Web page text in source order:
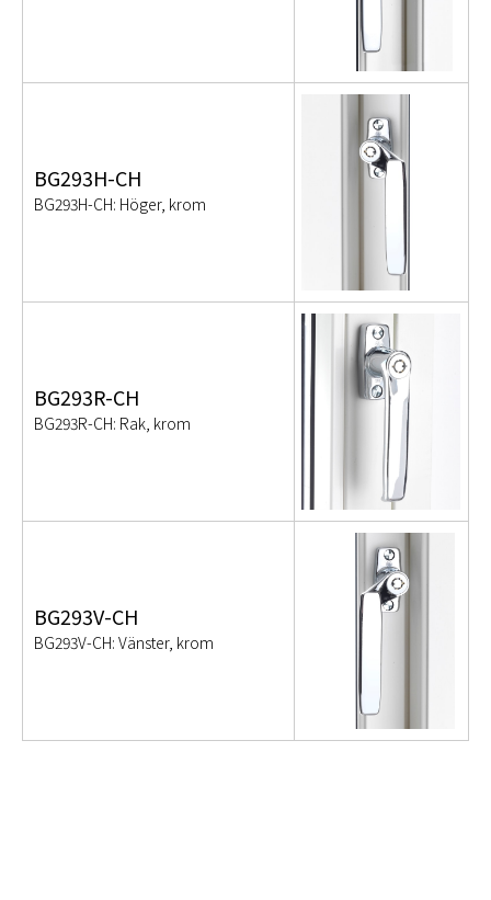
BG293H-CH
BG293H-CH: Höger, krom
BG293R-CH
BG293R-CH: Rak, krom
BG293V-CH
BG293V-CH: Vänster, krom